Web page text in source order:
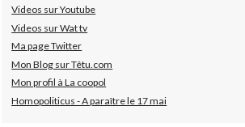
Videos sur Youtube
Videos sur Wat tv
Ma page Twitter
Mon Blog sur Têtu.com
Mon profil à La coopol
Homopoliticus - A paraître le 17 mai